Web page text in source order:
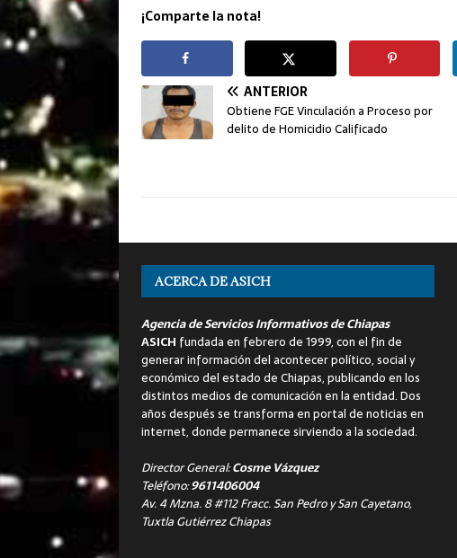
¡Comparte la nota!
ANTERIOR
Obtiene FGE Vinculación a Proceso por
delito de Homicidio Calificado
ACERCA DE ASICH
Agencia de Servicios Informativos de Chiapas
ASICH fundada en febrero de 1999, con el fin de
generar información del acontecer político, social y
económico del estado de Chiapas, publicando en los
distintos medios de comunicación en la entidad. Dos
años después se transforma en portal de noticias en
internet, donde permanece sirviendo a la sociedad.
Director General:Cosme Vázquez
Teléfono:9611406004
Av. 4 Mzna. 8 #112 Fracc. San Pedro y San Cayetano,
Tuxtla Gutiérrez Chiapas